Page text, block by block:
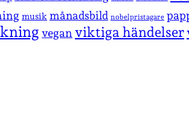
musik månadsbild nobelpristagare
vegan viktiga händelser